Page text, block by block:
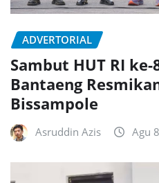
ADVERTORIAL
Sambut HUT RI
Bantaeng
Bissampole
Asruddin Azis Agu